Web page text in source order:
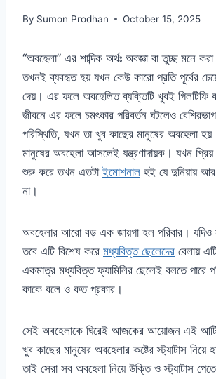
By Sumon Prodhan October 15, 2025
“অবহেলা” এর শাব্দিক অর্থঃ অবজ্ঞা বা তুচ্ছ মনে
তখনই ব্যবহৃত হয় যখন কেউ কারো প্রতি পূর্বের
দেয়। এর ফলে অবহেলিত ব্যক্তিটি খুবই গিলটিফি
জীবনে এর ফলে চমৎকার পরিবর্তন ঘটলেও
পরিস্থিতি, যখন তা খুব কাছের মানুষের অবহেলা
মানুষের অবহেলা আসলেই যন্ত্রণাদায়ক। যখন প্রিয়
শুরু করে তখন এতটাইমোশনাল হই যে দুনিয়ায়
না।
অবহেলার আরো বড় এক জায়গা হল পরিবার। যদিও
তবে এটি বিশেষ করে মধ্যবিত্ত ছেলেদের বেলায়
একমাত্র মধ্যবিত্ত ফ্যামিলির ছেলেই বলতে পারে
কাকে বলে ও কত প্রকার।
সেই অবহেলাকে ঘিরেই আজকের আয়োজন এই
খুব কাছের মানুষের অবহেলার কষ্টের স্ট্যাটাস নিয়ে
তাই সেরা সব অবহেলা নিয়ে উক্তি ও স্ট্যাটাস